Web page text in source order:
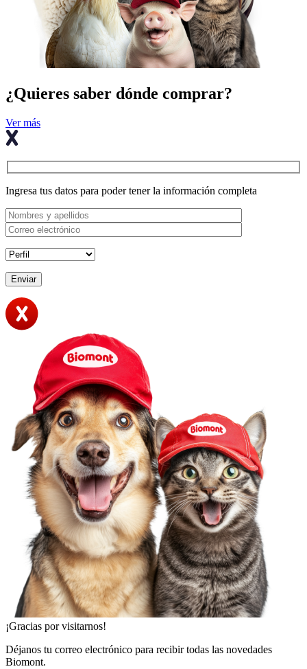
¿Quieres saber dónde comprar?
Ver más
Ingresa tus datos para poder tener la información completa
Enviar
¡Gracias por visitarnos!
Déjanos tu correo electrónico para recibir todas las novedades
Biomont.